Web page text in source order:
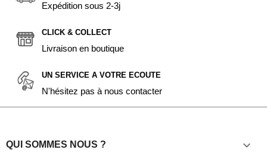
Expédition sous 2-3j
CLICK & COLLECT
Livraison en boutique
UN SERVICE A VOTRE ECOUTE
N'hésitez pas à nous contacter
QUI SOMMES NOUS ? 